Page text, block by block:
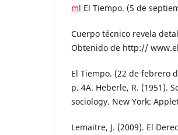
ml El Tiempo. (5 de
Cuerpo técnico revela
Obtenido de http://
El Tiempo. (22 de febrero
p. 4A. Heberle, R. (1951).
sociology. New York:
Lemaitre, J. (2009). El